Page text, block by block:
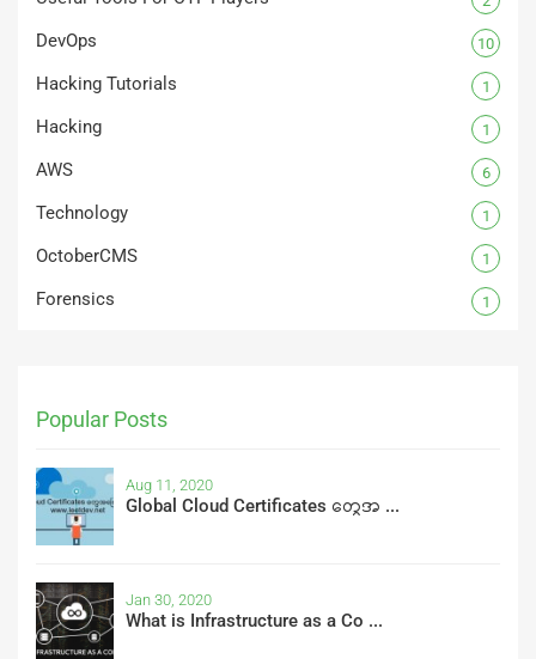
DevOps 10
Hacking Tutorials 1
Hacking 1
AWS 6
Technology 1
OctoberCMS 1
Forensics 1
Popular Posts
Aug 11, 2020
Global Cloud Certificates တွေအ ...
Jan 30, 2020
What is Infrastructure as a Co ...